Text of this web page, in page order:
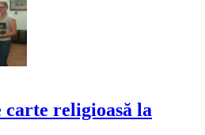
carte religioasă la